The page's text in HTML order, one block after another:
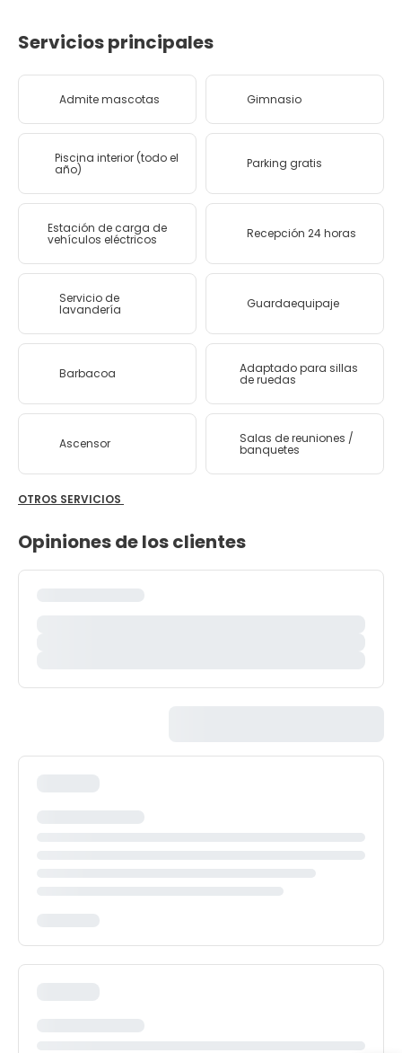
Servicios principales
Admite mascotas Gimnasio
Piscina interior (todo el
año) Parking gratis
Estación de carga de
vehículos eléctricos Recepción 24 horas
Servicio de
lavandería Guardaequipaje
Barbacoa Adaptado para sillas
de ruedas
Ascensor Salas de reuniones /
banquetes
OTROS SERVICIOS
Opiniones de los clientes